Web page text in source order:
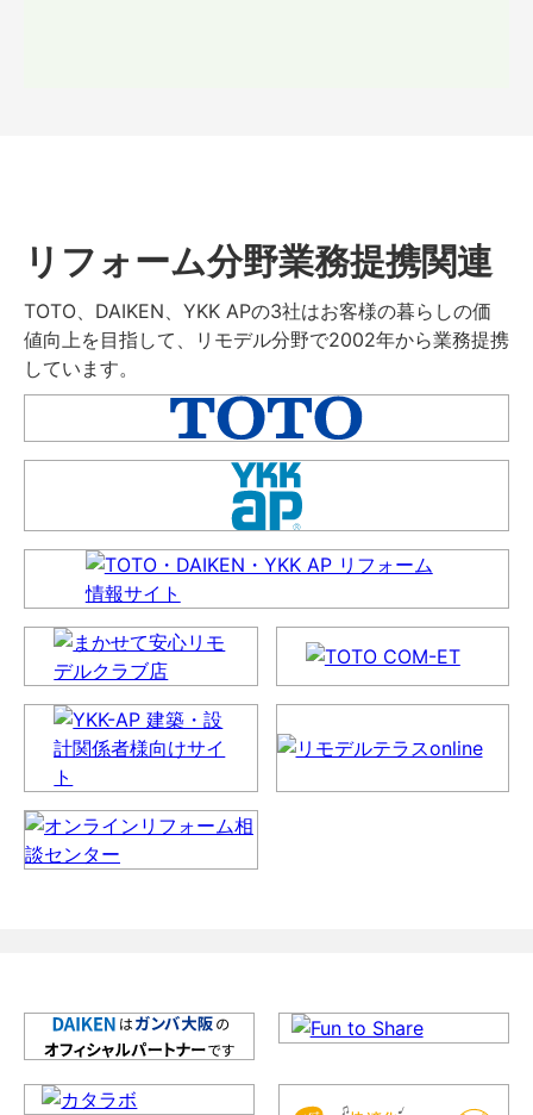
リフォーム分野業務提携関連
TOTO、DAIKEN、YKK APの3社はお客様の暮らしの価
値向上を目指して、リモデル分野で2002年から業務提携
しています。